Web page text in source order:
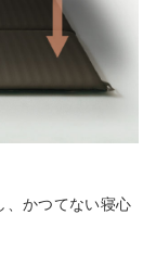
、かつてない寝心